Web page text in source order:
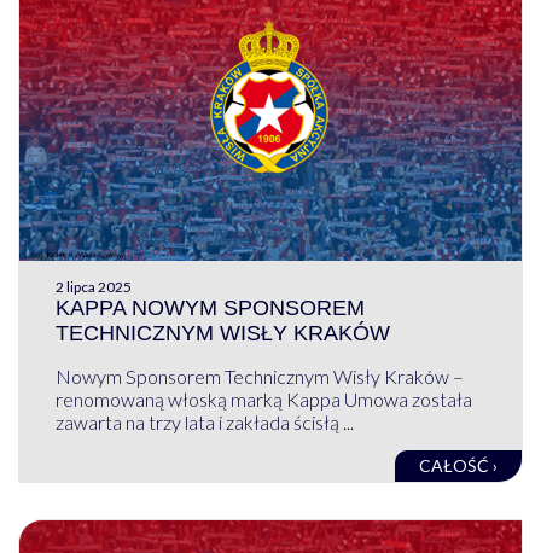
2 lipca 2025
KAPPA NOWYM SPONSOREM
TECHNICZNYM WISŁY KRAKÓW
Nowym Sponsorem Technicznym Wisły Kraków –
renomowaną włoską marką Kappa Umowa została
zawarta na trzy lata i zakłada ścisłą ...
CAŁOŚĆ ›